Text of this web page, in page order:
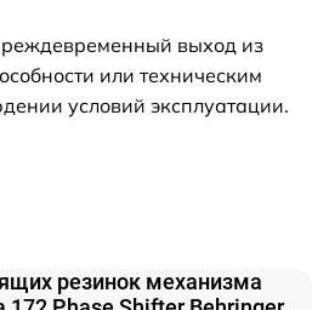
выход из
или техническим
условий эксплуатации.
резинок механизма